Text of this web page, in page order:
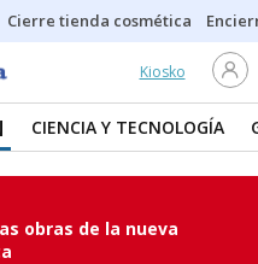
Cierre tienda cosmética
Kiosko
CIENCIA Y TECNOLOGÍA
obras de la nueva